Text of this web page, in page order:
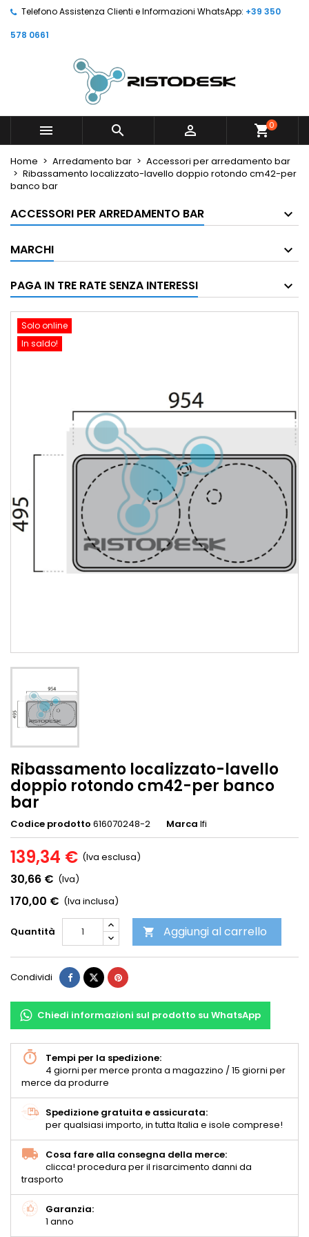
Telefono Assistenza Clienti e Informazioni WhatsApp: +39 350
578 0661
   shopping_cart0
Home Arredamento bar
Accessori per arredamento bar
Ribassamento localizzato-lavello doppio rotondo cm42-per
banco bar
ACCESSORI PER ARREDAMENTO BAR
MARCHI
PAGA IN TRE RATE SENZA INTERESSI
Solo online
In saldo!
Ribassamento localizzato-lavello
doppio rotondo cm42-per banco
bar
Codice prodotto 616070248-2 Marca Ifi
139,34 € (Iva esclusa)
30,66 € (Iva)
170,00 € (Iva inclusa)
Quantità  Aggiungi al carrello
Condividi
Chiedi informazioni sul prodotto su WhatsApp
Tempi per la spedizione:
4 giorni per merce pronta a magazzino / 15 giorni per
merce da produrre
Spedizione gratuita e assicurata:
per qualsiasi importo, in tutta Italia e isole comprese!
Cosa fare alla consegna della merce:
clicca! procedura per il risarcimento danni da
trasporto
Garanzia:
1 anno